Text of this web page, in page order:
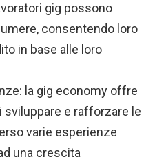
gig possono
consentendo loro
in base alle loro
la gig economy offre
sviluppare e rafforzare le
varie esperienze
una crescita